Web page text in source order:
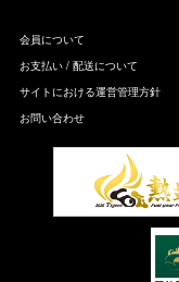
会員について
お支払い / 配送について
サイトにおける運営管理方針
お問い合わせ